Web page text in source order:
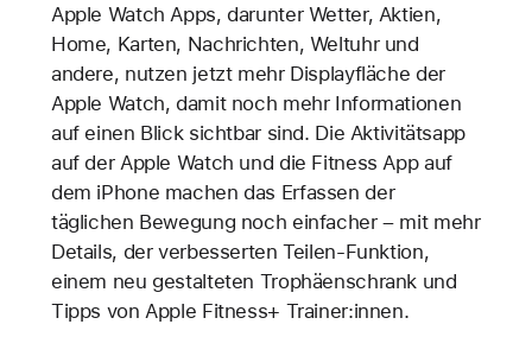
Apple Watch Apps, darunter Wetter, Aktien,
Home, Karten, Nachrichten, Weltuhr und
andere, nutzen jetzt mehr Displayfläche der
Apple Watch, damit noch mehr Informationen
auf einen Blick sichtbar sind. Die Aktivitätsapp
auf der Apple Watch und die Fitness App auf
dem iPhone machen das Erfassen der
täglichen Bewegung noch einfacher – mit mehr
Details, der verbesserten Teilen-Funktion,
einem neu gestalteten Trophäenschrank und
Tipps von Apple Fitness+ Trainer:innen.